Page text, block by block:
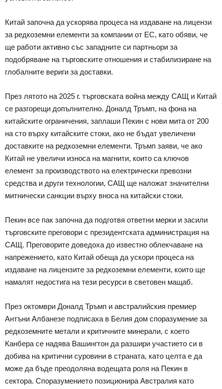
Китай започна да ускорява процеса на издаване на лицензи
за редкоземни елементи за компании от ЕС, като обяви, че
ще работи активно със западните си партньори за
подобряване на търговските отношения и стабилизиране на
глобалните вериги за доставки.
През лятото на 2025 г. търговската война между САЩ и Китай
се разгорещи допълнително. Доналд Тръмп, на фона на
китайските ограничения, заплаши Пекин с нови мита от 200
на сто върху китайските стоки, ако не бъдат увеличени
доставките на редкоземни елементи. Тръмп заяви, че ако
Китай не увеличи износа на магнити, които са ключов
елемент за производството на електрически превозни
средства и други технологии, САЩ ще наложат значителни
митнически санкции върху вноса на китайски стоки.
Пекин все пак започна да подготвя ответни мерки и засили
търговските преговори с президентската администрация на
САЩ. Преговорите доведоха до известно облекчаване на
напрежението, като Китай обеща да ускори процеса на
издаване на лицензите за редкоземни елементи, които ще
намалят недостига на тези ресурси в световен мащаб.
През октомври Доналд Тръмп и австралийския премиер
Антъни Албанезе подписаха в Белия дом споразумение за
редкоземните метали и критичните минерали, с което
Канбера се надява Вашингтон да разшири участието си в
добива на критични суровини в страната, като целта е да
може да бъде преодоляна водещата роля на Пекин в
сектора. Споразумението позиционира Австралия като